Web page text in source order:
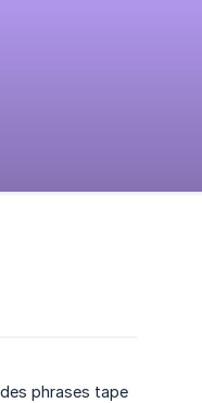
phrases tape